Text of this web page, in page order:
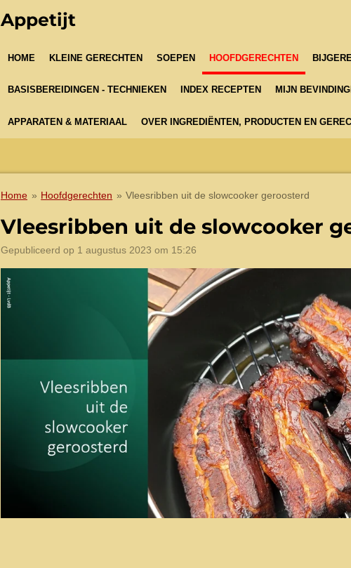
Appetijt
HOME KLEINE GERECHTEN SOEPEN HOOFDGERECHTEN
BASISBEREIDINGEN - TECHNIEKEN INDEX RECEPTEN MIJN
APPARATEN & MATERIAAL OVER INGREDIËNTEN, PRODUCTEN EN
Home » Hoofdgerechten » Vleesribben uit de slowcooker geroosterd
Vleesribben uit de slowcooker
Gepubliceerd op 1 augustus 2023 om 15:26